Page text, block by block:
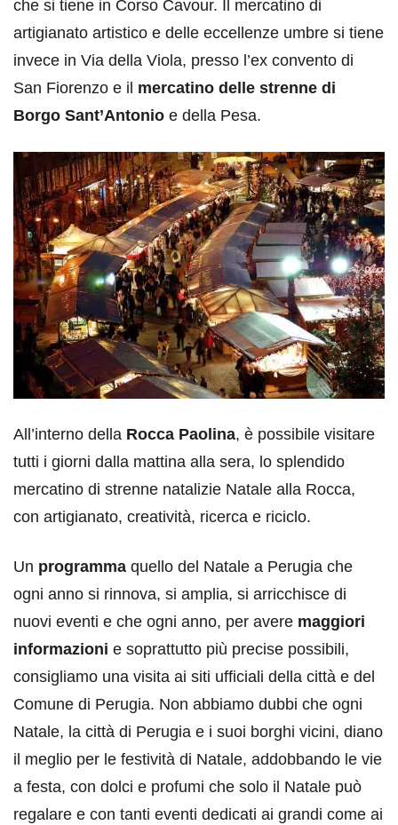
che si tiene in Corso Cavour. Il mercatino di
artigianato artistico e delle eccellenze umbre si tiene
invece in Via della Viola, presso l’ex convento di
San Fiorenzo e il mercatino delle strenne di
Borgo Sant’Antonio e della Pesa.
All’interno della Rocca Paolina, è possibile visitare
tutti i giorni dalla mattina alla sera, lo splendido
mercatino di strenne natalizie Natale alla Rocca,
con artigianato, creatività, ricerca e riciclo.
Un programma quello del Natale a Perugia che
ogni anno si rinnova, si amplia, si arricchisce di
nuovi eventi e che ogni anno, per avere maggiori
informazioni e soprattutto più precise possibili,
consigliamo una visita ai siti ufficiali della città e del
Comune di Perugia. Non abbiamo dubbi che ogni
Natale, la città di Perugia e i suoi borghi vicini, diano
il meglio per le festività di Natale, addobbando le vie
a festa, con dolci e profumi che solo il Natale può
regalare e con tanti eventi dedicati ai grandi come ai